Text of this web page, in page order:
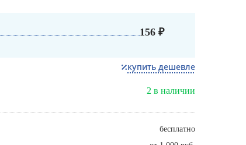
156 ₽
купить дешевле
2 в наличии
бесплатно